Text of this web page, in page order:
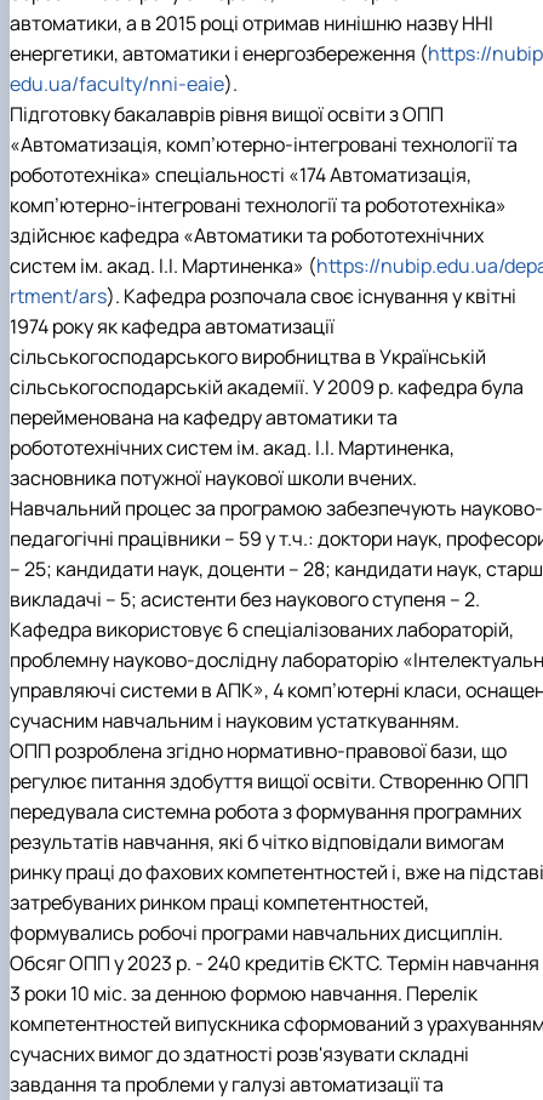
Міжнародна кредитна мобільність освітніх
програм
"Автоматизація, комп’ютерно-інтегровані
техн…
Інформація про вибіркові компоненти
(дисципліни) ОПП Магістр "Автоматизація, ко…
Анкетування (ОПП Магістр "Автоматизація,
комп’ютерно-інтегровані технології та …
Буклет ОПП "Автоматизація, комп’ютерно-
інтегровані технології та робототехніка"
Інформація про вибіркові компоненти
(дисципліни)
Анкетування
Вступ
АПК
Робототехнічні системи
автоматики, а в 2015 році отримав нинішню назву ННІ
енергетики, автоматики і енергозбереження (https://
edu.ua/faculty/nni-eaie).
Підготовку бакалаврів рівня вищої освіти з ОПП
«Автоматизація, комп’ютерно-інтегровані технології та
робототехніка» спеціальності «174 Автоматизація,
комп’ютерно-інтегровані технології та робототехніка»
здійснює кафедра «Автоматики та робототехнічних
систем ім. акад. І.І. Мартиненка» (https://nubip.edu.ua/
rtment/ars). Кафедра розпочала своє існування у квітні
1974 року як кафедра автоматизації
сільськогосподарського виробництва в Українській
сільськогосподарській академії. У 2009 р. кафедра була
перейменована на кафедру автоматики та
робототехнічних систем ім. акад. І.І. Мартиненка,
засновника потужної наукової школи вчених.
Навчальний процес за програмою забезпечують науково-
педагогічні працівники – 59 у т.ч.: доктори наук,
– 25; кандидати наук, доценти – 28; кандидати наук,
викладачі – 5; асистенти без наукового ступеня – 2.
Кафедра використовує 6 спеціалізованих лабораторій,
проблемну науково-дослідну лабораторію
управляючі системи в АПК», 4 комп’ютерні класи,
сучасним навчальним і науковим устаткуванням.
ОПП розроблена згідно нормативно-правової бази, що
регулює питання здобуття вищої освіти. Створенню ОПП
передувала системна робота з формування програмних
результатів навчання, які б чітко відповідали вимогам
ринку праці до фахових компетентностей і, вже на підставі
затребуваних ринком праці компетентностей,
формувались робочі програми навчальних дисциплін.
Обсяг ОПП у 2023 р. - 240 кредитів ЄКТС. Термін навчання
3 роки 10 міс. за денною формою навчання. Перелік
компетентностей випускника сформований з
сучасних вимог до здатності розв'язувати складні
завдання та проблеми у галузі автоматизації та